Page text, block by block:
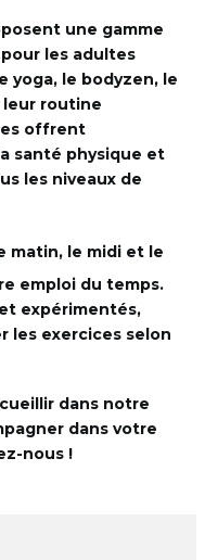
une gamme
les adultes
yoga, le bodyzen, le
leur routine
offrent
santé physique et
les niveaux de
matin, le midi et le
emploi du temps.
expérimentés,
les exercices selon
dans notre
dans votre
nous !